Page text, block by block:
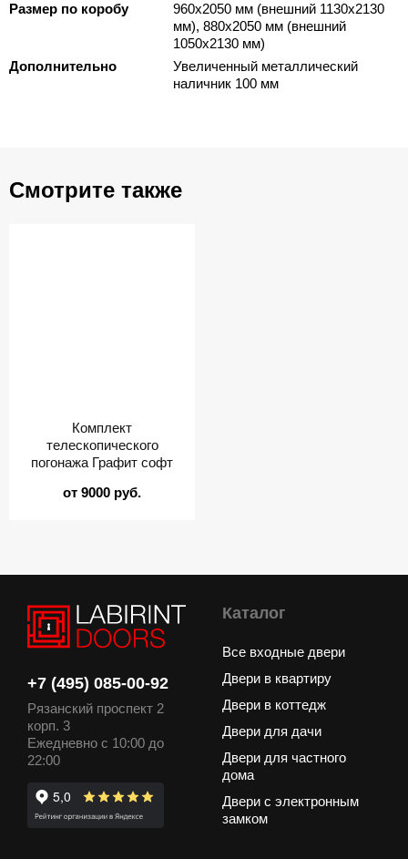
Размер по коробу
960х2050 мм (внешний 1130х2130
мм), 880х2050 мм (внешний
1050х2130 мм)
Дополнительно
Увеличенный металлический
наличник 100 мм
Смотрите также
Комплект
телескопического
погонажа Графит софт
от 9000 руб.
+7 (495) 085-00-92
Рязанский проспект 2
корп. 3
Ежедневно с 10:00 до
22:00
Каталог
Все входные двери
Двери в квартиру
Двери в коттедж
Двери для дачи
Двери для частного
дома
Двери с электронным
замком